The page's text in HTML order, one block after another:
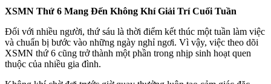
XSMN Thứ 6 Mang Đến Không Khí Giải Trí Cuối Tuần
Đối với nhiều người, thứ sáu là thời điểm kết thúc một tuần làm việc
và chuẩn bị bước vào những ngày nghỉ ngơi. Vì vậy, việc theo dõi
XSMN thứ 6 cũng trở thành một phần trong nhịp sinh hoạt quen
thuộc của nhiều gia đình.